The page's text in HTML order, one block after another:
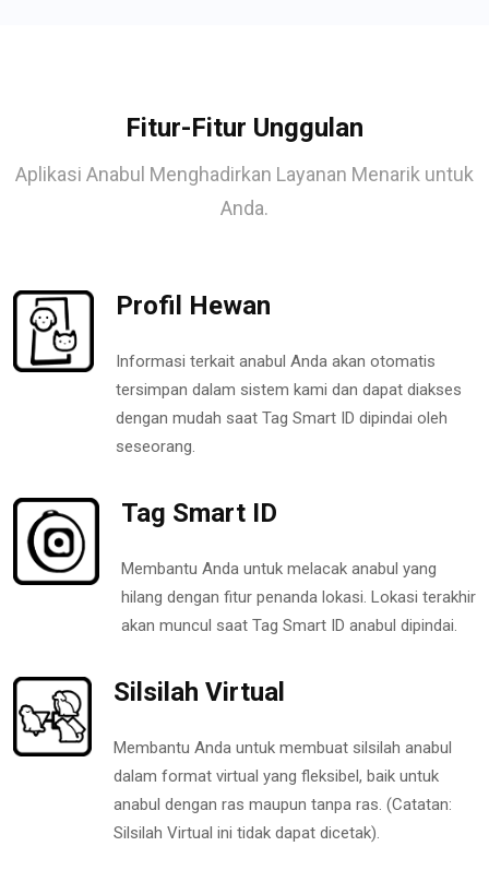
Fitur-Fitur Unggulan
Aplikasi Anabul Menghadirkan Layanan Menarik untuk
Anda.
Profil Hewan
Informasi terkait anabul Anda akan otomatis
tersimpan dalam sistem kami dan dapat diakses
dengan mudah saat Tag Smart ID dipindai oleh
seseorang.
Tag Smart ID
Membantu Anda untuk melacak anabul yang
hilang dengan fitur penanda lokasi. Lokasi terakhir
akan muncul saat Tag Smart ID anabul dipindai.
Silsilah Virtual
Membantu Anda untuk membuat silsilah anabul
dalam format virtual yang fleksibel, baik untuk
anabul dengan ras maupun tanpa ras. (Catatan:
Silsilah Virtual ini tidak dapat dicetak).